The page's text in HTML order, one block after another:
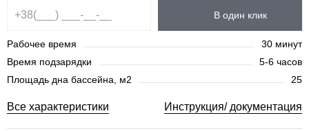
В один клик
Рабочее время
30 минут
Время подзарядки
5-6 часов
Площадь дна бассейна, м2
25
Все характеристики Инструкция/ документация